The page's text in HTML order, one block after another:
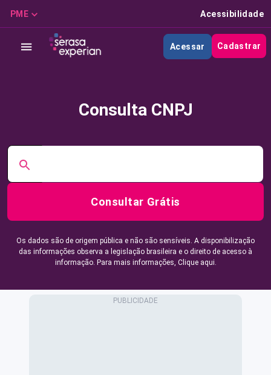
PME Acessibilidade
Acessar Cadastrar
Consulta CNPJ
Consultar Grátis
Os dados são de origem pública e não são sensíveis. A disponibilização
das informações observa a legislação brasileira e o direito de acesso à
informação. Para mais informações, Clique aqui.